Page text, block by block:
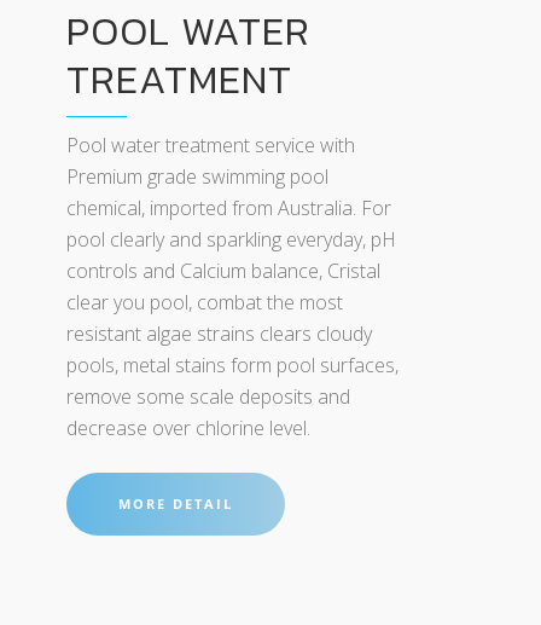
POOL WATER
TREATMENT
Pool water treatment service with
Premium grade swimming pool
chemical, imported from Australia. For
pool clearly and sparkling everyday, pH
controls and Calcium balance, Cristal
clear you pool, combat the most
resistant algae strains clears cloudy
pools, metal stains form pool surfaces,
remove some scale deposits and
decrease over chlorine level.
MORE DETAIL